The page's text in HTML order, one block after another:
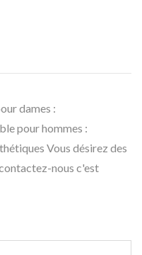
dames :
pour hommes :
Vous désirez des
nous c'est